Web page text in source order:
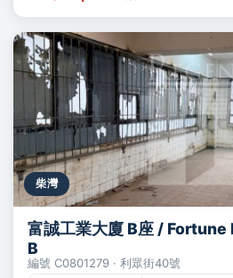
柴灣
富誠工業大廈 B座 /
B
編號 C0801279 · 利眾街40號